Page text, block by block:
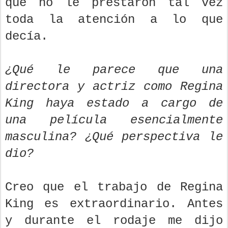
que no le prestaron tal vez
toda la atención a lo que
decía.
¿Qué le parece que una
directora y actriz como Regina
King haya estado a cargo de
una película esencialmente
masculina? ¿Qué perspectiva le
dio?
Creo que el trabajo de Regina
King es extraordinario. Antes
y durante el rodaje me dijo